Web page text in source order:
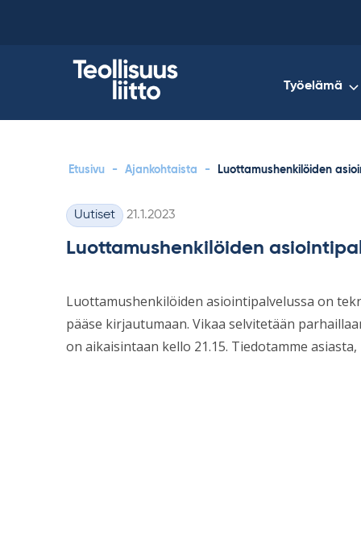
Työelämä
Etusivu - Ajankohtaista - Luottamushenkilöiden
Kategoriat
Uutiset Kirjoitettu
21.1.2023
Luottamushenkilöiden
Luottamushenkilöiden asiointipalvelussa on
pääse kirjautumaan. Vikaa selvitetään
on aikaisintaan kello 21.15. Tiedotamme